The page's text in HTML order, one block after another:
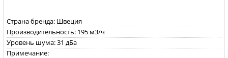
Страна бренда: Швеция
Производительность: 195 м3/ч
Уровень шума: 31 дБа
Примечание: